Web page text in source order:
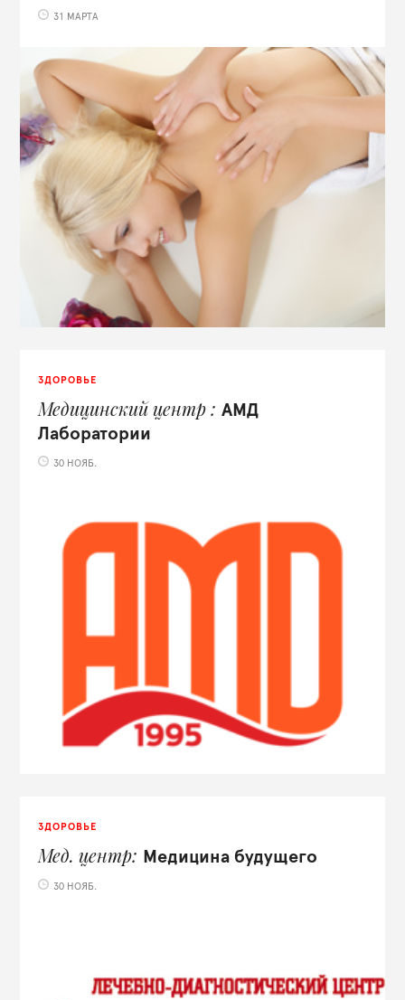
31 МАРТА
ЗДОРОВЬЕ
Медицинский центр
АМД
Лаборатории
30 НОЯБ.
ЗДОРОВЬЕ
Мед. центр Медицина будущего
30 НОЯБ.